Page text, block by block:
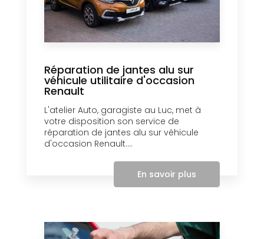
Réparation de jantes alu sur
véhicule utilitaire d'occasion
Renault
L'atelier Auto, garagiste au Luc, met à
votre disposition son service de
réparation de jantes alu sur véhicule
d'occasion Renault....
En savoir plus